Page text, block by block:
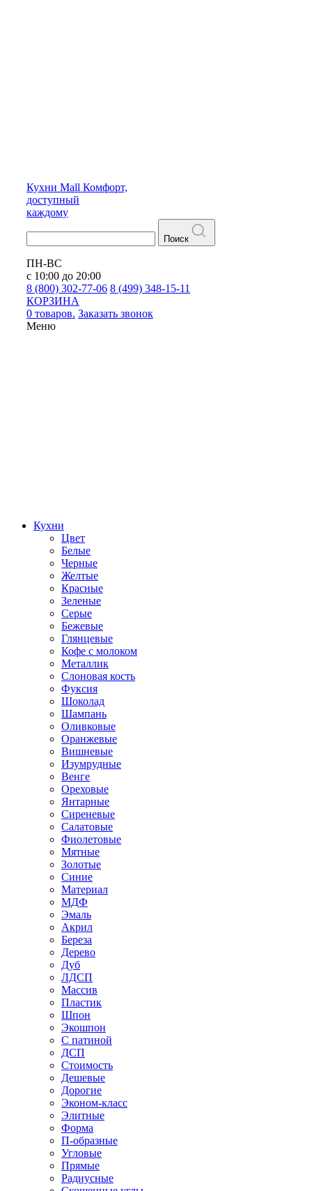
Кухни Mall Комфорт,
доступный
каждому
Поиск
ПН-ВС
с 10:00 до 20:00
8 (800) 302-77-06 8 (499) 348-15-11
КОРЗИНА
0 товаров. Заказать звонок
Меню
Кухни
Цвет
Белые
Черные
Желтые
Красные
Зеленые
Серые
Бежевые
Глянцевые
Кофе с молоком
Металлик
Слоновая кость
Фуксия
Шоколад
Шампань
Оливковые
Оранжевые
Вишневые
Изумрудные
Венге
Ореховые
Янтарные
Сиреневые
Салатовые
Фиолетовые
Мятные
Золотые
Синие
Материал
МДФ
Эмаль
Акрил
Береза
Дерево
Дуб
ЛДСП
Массив
Пластик
Шпон
Экошпон
С патиной
ДСП
Стоимость
Дешевые
Дорогие
Эконом-класс
Элитные
Форма
П-образные
Угловые
Прямые
Радиусные